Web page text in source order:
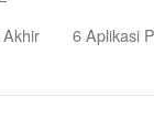
6 Aplikasi